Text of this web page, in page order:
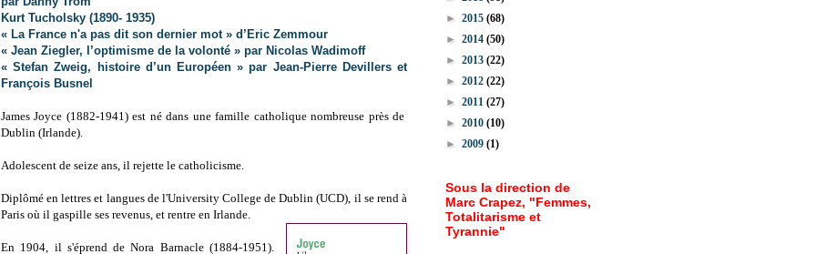
Kurt Tucholsky (1890- 1935)
« La France n'a pas dit son dernier mot » d’Eric Zemmour
« Jean Ziegler, l’optimisme de la volonté » par Nicolas Wadimoff
« Stefan Zweig, histoire d’un Européen » par Jean-Pierre Devillers et
François Busnel
James Joyce (1882-1941)est né dans une famille catholique nombreuse près de
Dublin (Irlande).
Adolescent de seize ans, il rejette le catholicisme.
Diplômé en lettres et langues de l'University College de Dublin (UCD), il se rend à
Paris où il gaspille ses revenus, et rentre en Irlande.
En 1904, il s'éprend de Nora Barnacle (1884-1951).
► 2015 (68)
► 2014 (50)
► 2013 (22)
► 2012 (22)
► 2011 (27)
► 2010 (10)
► 2009 (1)
Sous la direction de
Marc Crapez, "Femmes,
Totalitarisme et
Tyrannie"